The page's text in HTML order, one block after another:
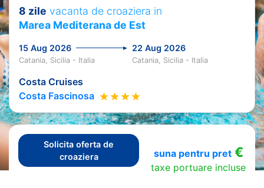
8 zile vacanta de croaziera in
Marea Mediterana de Est
15 Aug 2026 22 Aug 2026
Catania, Sicilia - Italia Catania, Sicilia - Italia
Costa Cruises
Costa Fascinosa
Solicita oferta de
croaziera
suna pentru pret€
taxe portuare incluse